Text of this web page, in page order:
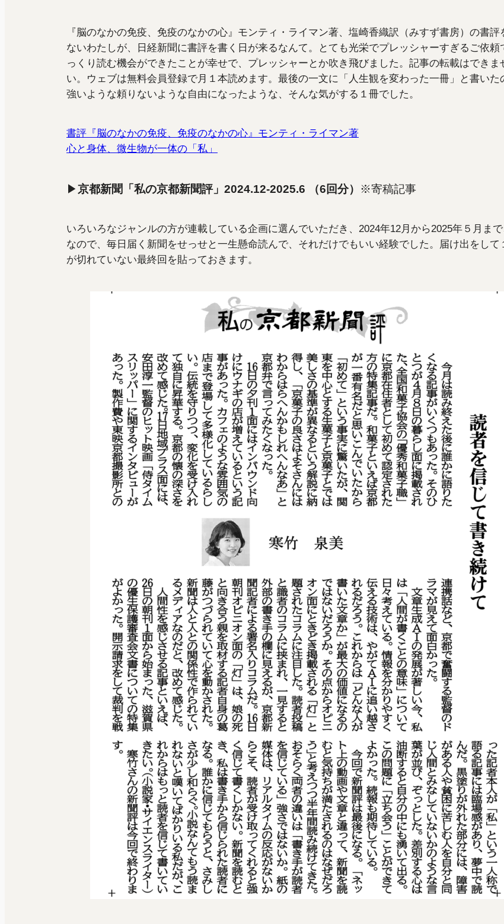
『脳のなかの免疫、免疫のなかの心』モンティ・ライマン著、塩崎香織訳（みすず書房）の書
ないわたしが、日経新聞に書評を書く日が来るなんて。とても光栄でプレッシャーすぎるご依
っくり読む機会ができたことが幸せで、プレッシャーとか吹き飛びました。記事の転載はでき
い。ウェブは無料会員登録で月１本読めます。最後の一文に「人生観を変わった一冊」と書い
強いような頼りないような自由になったような、そんな気がする１冊でした。
書評『脳のなかの免疫、免疫のなかの心』モンティ・ライマン著
心と身体、微生物が一体の「私」
▶京都新聞「私の京都新聞評」2024.12-2025.6 （6回分） ※寄稿記事
いろいろなジャンルの方が連載している企画に選んでいただき、2024年12月から2025年５月ま
なので、毎日届く新聞をせっせと一生懸命読んで、それだけでもいい経験でした。届け出をし
が切れていない最終回を貼っておきます。